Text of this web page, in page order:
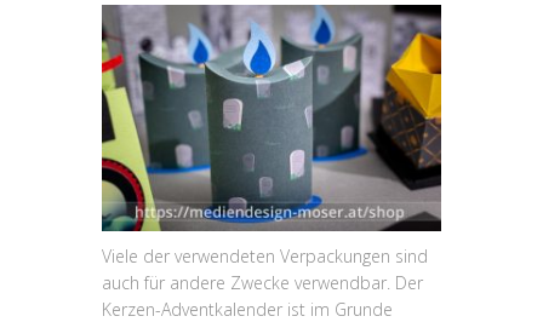
Viele der verwendeten Verpackungen sind
auch für andere Zwecke verwendbar. Der
Kerzen-Adventkalender ist im Grunde